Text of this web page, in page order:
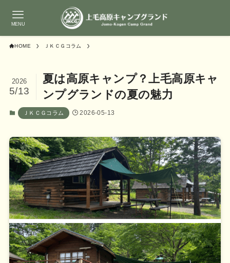
MENU
HOME ＪＫＣＧコラム
夏は高原キャンプ？上毛高原キャ
ンプグランドの夏の魅力
2026
5/13
ＪＫＣＧコラム 2026-05-13